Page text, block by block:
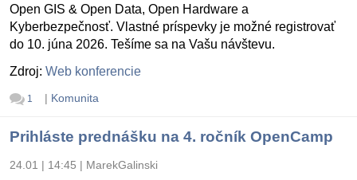
Open GIS & Open Data, Open Hardware a
Kyberbezpečnosť. Vlastné príspevky je možné registrovať
do 10. júna 2026. Tešíme sa na Vašu návštevu.
Zdroj: Web konferencie
1 | Komunita
Prihláste prednášku na 4. ročník OpenCamp
24.01 | 14:45 | MarekGalinski